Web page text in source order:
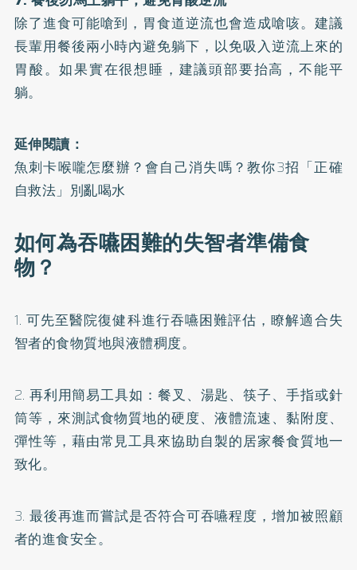
除了進食可能嗆到，胃食道逆流也會造成嗆咳。建議
長輩用餐後兩小時內避免躺下，以免吸入逆流上來的
胃酸。如果實在很想睡，建議頭部要抬高，不能平
躺。
延伸閱讀：
魚刺卡喉嚨怎麼辦？會自己消失嗎？教你3招「正確
自救法」別亂喝水
如何為吞嚥困難的失智者準備食
物？
1. 可先至醫院復健科進行吞嚥困難評估，瞭解適合失
智者的食物質地與液體稠度。
2. 再利用簡易工具如：餐叉、湯匙、筷子、手指或針
筒等，來測試食物質地的硬度、液體流速、黏附度、
彈性等，藉由常見工具來協助自製的居家餐食質地一
致化。
3. 最後再進而嘗試是否符合可吞嚥程度，增加被照顧
者的進食安全。